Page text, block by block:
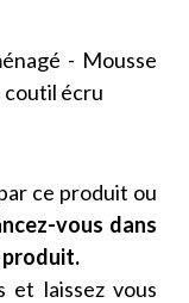
- Mousse
coutil écru
ce produit ou
vous dans
et laissez vous